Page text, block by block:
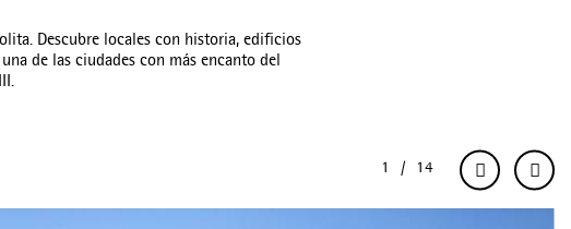
Descubre locales con historia, edificios
de las ciudades con más encanto del